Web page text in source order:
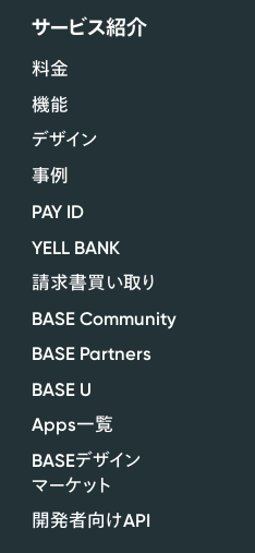
サービス紹介
料金
機能
デザイン
事例
PAY ID
YELL BANK
請求書買い取り
BASE Community
BASE Partners
BASE U
Apps一覧
BASEデザイン
マーケット
開発者向けAPI